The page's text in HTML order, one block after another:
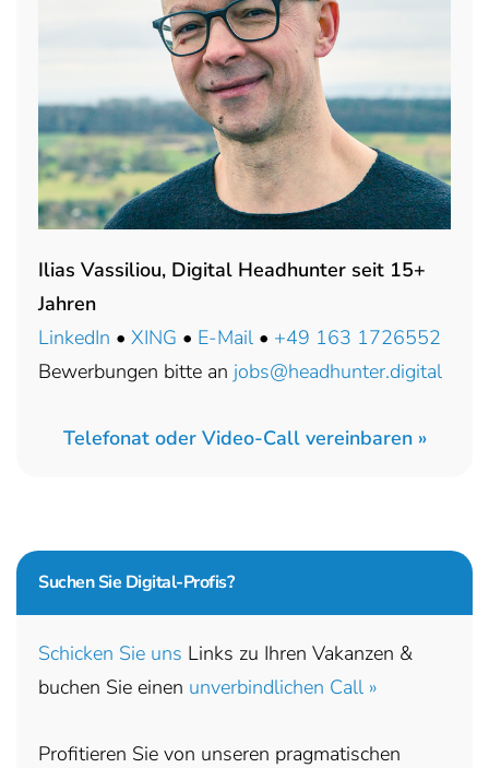
Ilias Vassiliou, Digital Headhunter seit 15+
Jahren
LinkedIn • XING • E-Mail • +49 163 1726552
Bewerbungen bitte an jobs@headhunter.digital
Telefonat oder Video-Call vereinbaren »
Suchen Sie Digital-Profis?
Schicken Sie uns Links zu Ihren Vakanzen &
buchen Sie einen unverbindlichen Call »
Profitieren Sie von unseren pragmatischen